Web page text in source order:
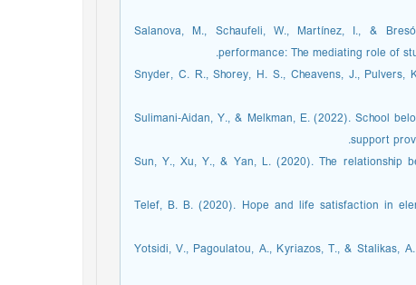
Salanova, M., Schaufeli, W., Martínez, I., &
performance: The mediating role of
‏Snyder, C. R., Shorey, H. S., Cheavens, J.,
Sulimani‐Aidan, Y., & Melkman, E. (2022). School
support
Sun, Y., Xu, Y., & Yan, L. (2020). The relationship
Telef, B. B. (2020). Hope and life satisfaction in
Yotsidi, V., Pagoulatou, A., Kyriazos, T., & Stalikas,